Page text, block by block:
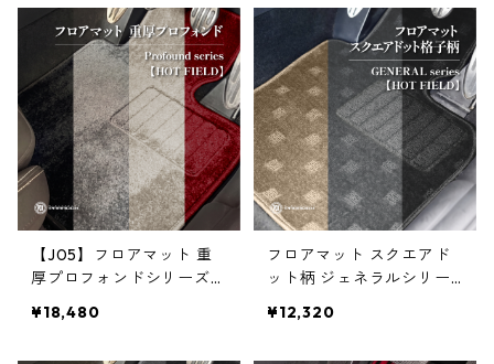
【J05】フロアマット 重
厚プロフォンドシリーズ
¥18,480
フロアマット スクエアド
ット柄 ジェネラルシリー
¥12,320